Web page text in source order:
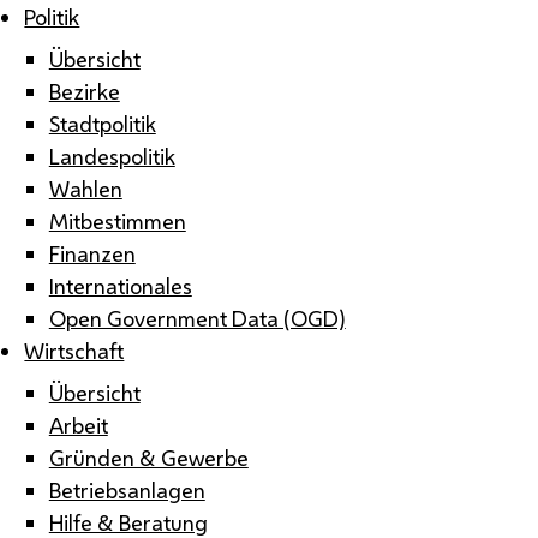
Politik
Übersicht
Bezirke
Stadtpolitik
Landespolitik
Wahlen
Mitbestimmen
Finanzen
Internationales
Open Government Data (OGD)
Wirtschaft
Übersicht
Arbeit
Gründen & Gewerbe
Betriebsanlagen
Hilfe & Beratung